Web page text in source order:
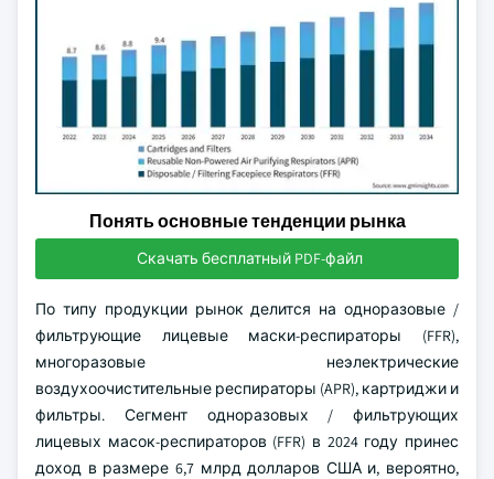
Понять основные тенденции рынка
Скачать бесплатный PDF-файл
По типу продукции рынок делится на одноразовые /
фильтрующие лицевые маски-респираторы (FFR),
многоразовые неэлектрические
воздухоочистительные респираторы (APR), картриджи и
фильтры. Сегмент одноразовых / фильтрующих
лицевых масок-респираторов (FFR) в 2024 году принес
доход в размере 6,7 млрд долларов США и, вероятно,